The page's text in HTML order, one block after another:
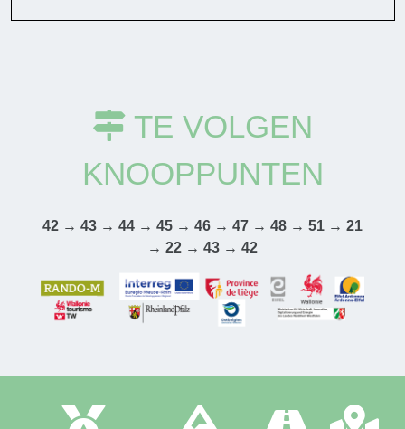
TE VOLGEN
KNOOPPUNTEN
42 → 43 → 44 → 45 → 46 → 47 → 48 → 51 → 21
→ 22 → 43 → 42